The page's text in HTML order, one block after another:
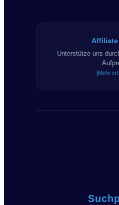
Unterstütze uns
[Mehr